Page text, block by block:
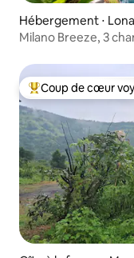
Hébergement ⋅
Milano Breeze, 3
Coups de cœur
Coup de cœur